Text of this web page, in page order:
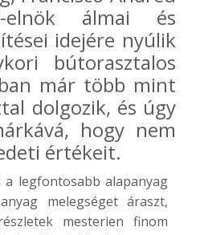
elnök álmai és
idejére nyúlik
bútorasztalos
már több mint
dolgozik, és úgy
hogy nem
értékeit.
legfontosabb alapanyag
melegséget áraszt,
mesterien finom